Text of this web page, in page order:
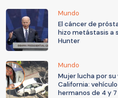
Mundo
El cáncer de
hizo metástasis a
Hunter
Mundo
Mujer lucha por
California:
hermanos de 4 y 7